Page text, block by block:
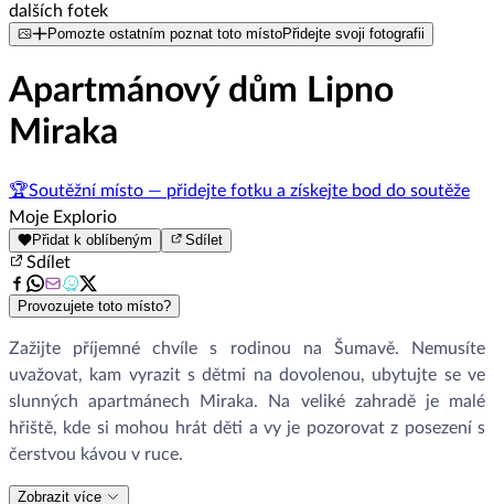
dalších fotek
Pomozte ostatním poznat toto místoPřidejte svoji fotografii
Apartmánový dům Lipno
Miraka
🏆Soutěžní místo — přidejte fotku a získejte bod do soutěže
Moje Explorio
Přidat k oblíbeným Sdílet
Sdílet
Provozujete toto místo?
Zažijte příjemné chvíle s rodinou na Šumavě. Nemusíte
uvažovat, kam vyrazit s dětmi na dovolenou, ubytujte se ve
slunných apartmánech Miraka. Na veliké zahradě je malé
hřiště, kde si mohou hrát děti a vy je pozorovat z posezení s
čerstvou kávou v ruce.
Zobrazit více